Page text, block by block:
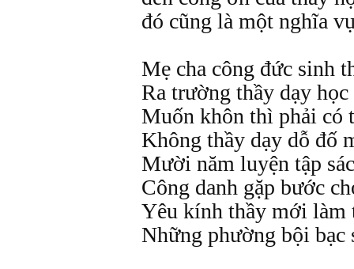
đó cũng là một nghĩa
Mẹ cha công đức sinh
Ra trường thầy dạy học
Muốn khôn thì phải có
Không thầy dạy dỗ đố
Mười năm luyện tập
Công danh gặp bước
Yêu kính thầy mới làm
Những phường bội bạc